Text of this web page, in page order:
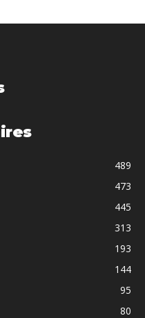
489
473
445
313
193
144
95
80